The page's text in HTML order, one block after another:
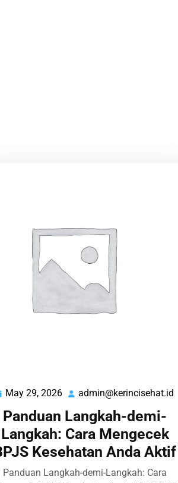
May 29, 2026 May
29,
2026
admin@kerincisehat.id
Panduan Langkah-demi-
Langkah: Cara Mengecek
Kesehatan Anda Aktif
Panduan Langkah-demi-Langkah: Cara